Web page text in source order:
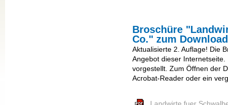
Broschüre
Co." zum Download
Aktualisierte 2. Auflage! Die
Angebot dieser
vorgestellt. Zum Öffnen der
Acrobat-Reader oder ein